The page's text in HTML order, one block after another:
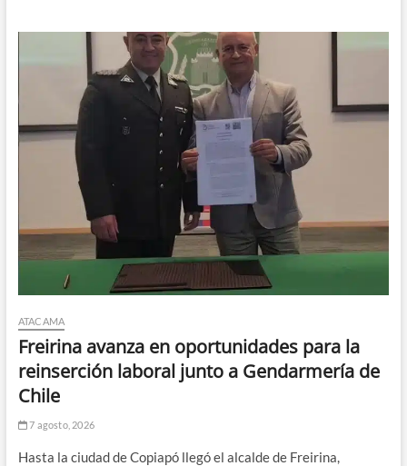
ATACAMA
Freirina avanza en oportunidades para la
reinserción laboral junto a Gendarmería de
Chile
7 agosto, 2026
Hasta la ciudad de Copiapó llegó el alcalde de Freirina,